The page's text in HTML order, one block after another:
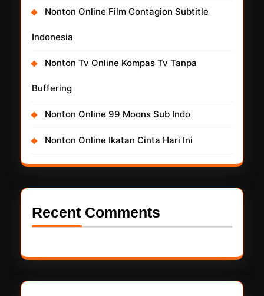
Nonton Online Film Contagion Subtitle
Indonesia
Nonton Tv Online Kompas Tv Tanpa
Buffering
Nonton Online 99 Moons Sub Indo
Nonton Online Ikatan Cinta Hari Ini
Recent Comments